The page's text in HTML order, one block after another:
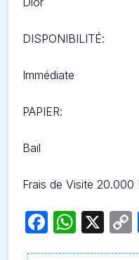
DISPONIBILITÉ:
Immédiate
PAPIER:
Bail
Frais de Visite 20.000
Facebook
X